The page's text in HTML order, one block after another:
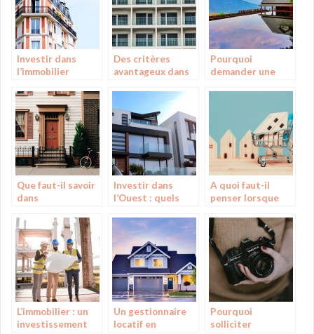
Investir dans
l’immobilier
Des critères
avantageux dans
Pourquoi
demander une
Que faut-il savoir
dans
immobilier ?
Investir dans
l’Ouest : quels
immobilier se
procurer ?
A quoi faut-il
penser lorsque
vendre un bien
immobilier ?
L’immobilier : un
investissement
Un gestionnaire
locatif en
Pourquoi
solliciter